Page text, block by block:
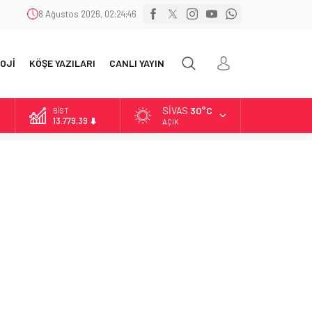
8 Ağustos 2026, 02:24:48
KÖŞE YAZILARI CANLI YAYIN
DOLAR
47,7111
SIVAS 30°C
AÇIK